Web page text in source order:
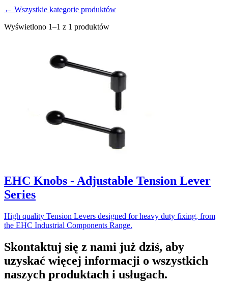
← Wszystkie kategorie produktów
Wyświetlono 1–1 z 1 produktów
EHC Knobs - Adjustable Tension Lever
Series
High quality Tension Levers designed for heavy duty fixing, from
the EHC Industrial Components Range.
Skontaktuj się z nami już dziś, aby
uzyskać więcej informacji o wszystkich
naszych produktach i usługach.